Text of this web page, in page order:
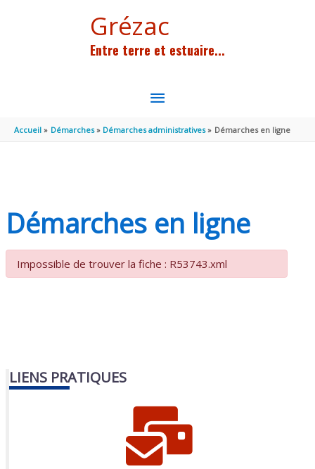
Grézac
Entre terre et estuaire...
MENU
PRINCIPAL
Accueil Démarches Démarches administratives Démarches en ligne
Démarches en ligne
Impossible de trouver la fiche : R53743.xml
LIENS PRATIQUES